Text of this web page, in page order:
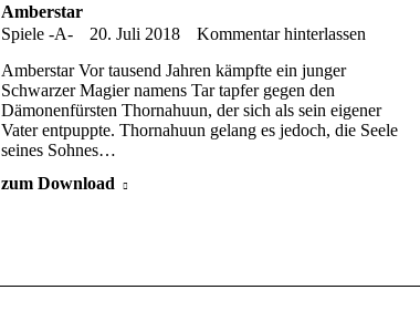
Amberstar
Spiele -A-
20. Juli 2018
Kommentar hinterlassen
Amberstar Vor tausend Jahren kämpfte ein junger
Schwarzer Magier namens Tar tapfer gegen den
Dämonenfürsten Thornahuun, der sich als sein eigener
Vater entpuppte. Thornahuun gelang es jedoch, die Seele
seines Sohnes…
zum Download